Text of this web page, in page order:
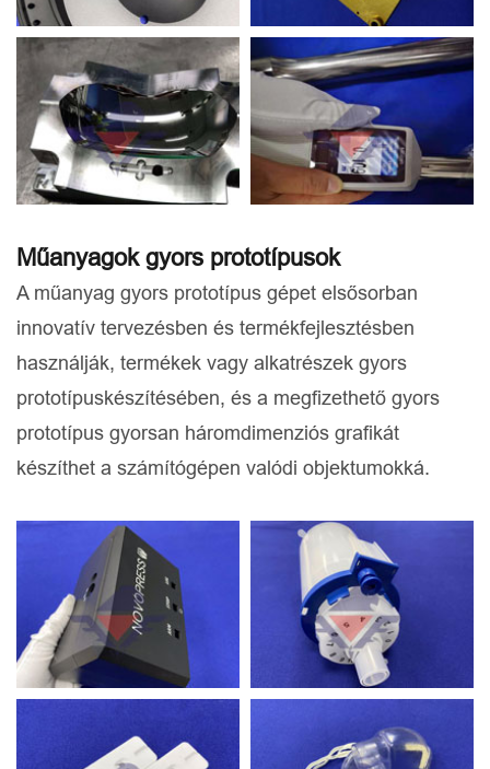
Műanyagok gyors prototípusok
A műanyag gyors prototípus gépet elsősorban
innovatív tervezésben és termékfejlesztésben
használják, termékek vagy alkatrészek gyors
prototípuskészítésében, és a megfizethető gyors
prototípus gyorsan háromdimenziós grafikát
készíthet a számítógépen valódi objektumokká.